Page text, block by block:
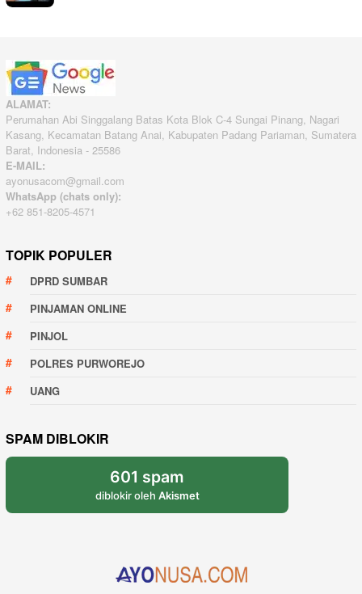
ALAMAT:
Perumahan Abi Singgalang Batas Kota Blok C-4 Sungai Pinang, Nagari
Kasang, Kecamatan Batang Anai, Kabupaten Padang Pariaman, Sumatera
Barat, Indonesia - 25586
E-MAIL:
ayonusacom@gmail.com
WhatsApp (chats only):
+62 851-8205-4571
TOPIK POPULER
DPRD SUMBAR
PINJAMAN ONLINE
PINJOL
POLRES PURWOREJO
UANG
SPAM DIBLOKIR
601 spam
diblokir oleh Akismet